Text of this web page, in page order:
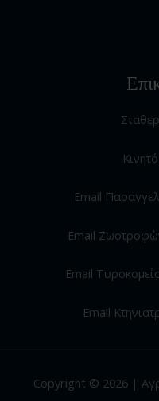
Email
Email
Email
Email
Copyright © 2026 |